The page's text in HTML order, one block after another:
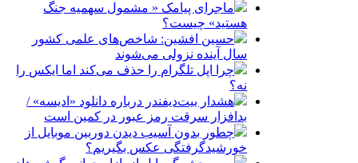
ماجرای پیامک « مشمول سهمیه جنگ
هستید» چیست؟
حسین افشین: شاخص‌های علمی کشور
سال آینده نزولی می‌شوند
چرا اپل تلگرام را حذف می‌کند اما ایکس را
نه؟
هشدار بیت‌دیفندر درباره دانلود «ادیسه» /
بدافزار سرقت رمز عبور در کمین است
چطور بدون آسیب دیدن دوربین موبایل از
خورشیدگرفتگی عکس بگیریم؟